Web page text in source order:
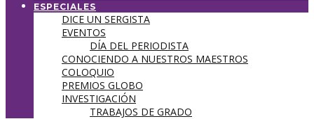
ESPECIALES
DICE UN SERGISTA
EVENTOS
DÍA DEL PERIODISTA
CONOCIENDO A NUESTROS MAESTROS
COLOQUIO
PREMIOS GLOBO
INVESTIGACIÓN
TRABAJOS DE GRADO